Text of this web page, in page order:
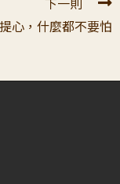
即使是小小的
心，什麼都不要怕